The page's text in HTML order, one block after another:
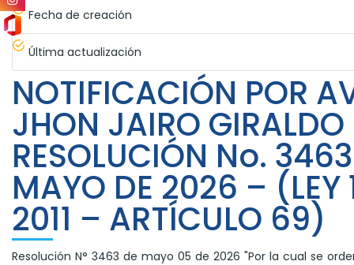
Fecha de creación
Última actualización
NOTIFICACIÓN POR
JHON JAIRO
RESOLUCIÓN No.
MAYO DE 2026 – (LEY
2011 – ARTÍCULO 69)
Resolución N° 3463 de mayo 05 de 2026 "Por la cual se